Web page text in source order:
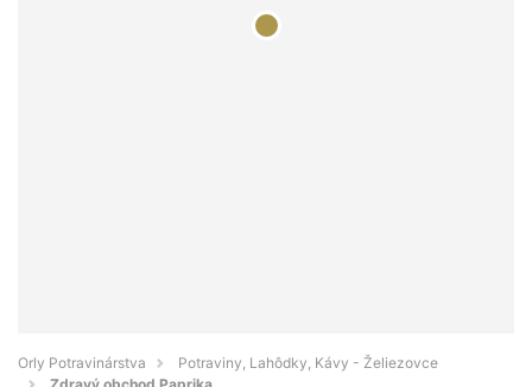
Orly Potravinárstva
Potraviny, Lahôdky, Kávy - Želiezovce